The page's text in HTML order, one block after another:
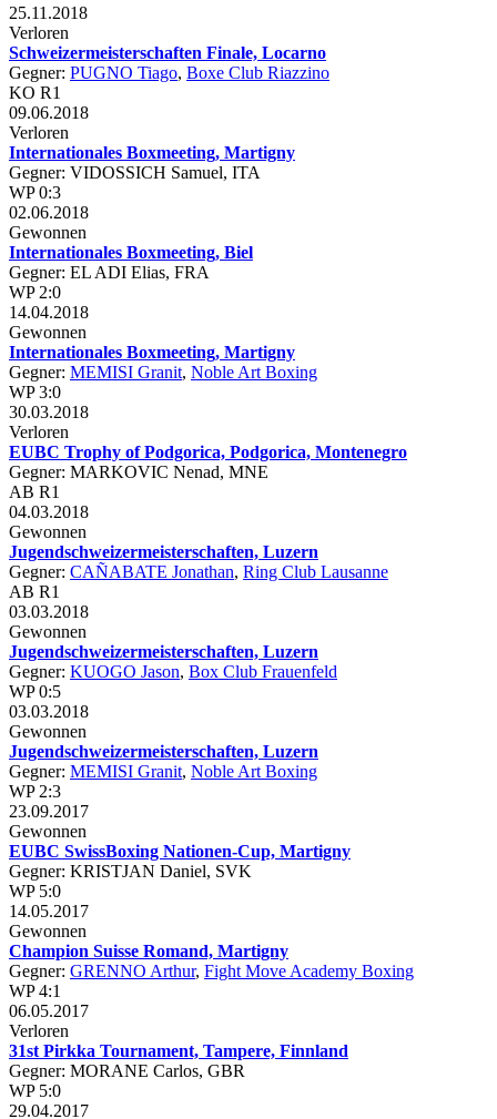
25.11.2018
Verloren
Schweizermeisterschaften Finale, Locarno
Gegner: PUGNO Tiago, Boxe Club Riazzino
KO R1
09.06.2018
Verloren
Internationales Boxmeeting, Martigny
Gegner: VIDOSSICH Samuel, ITA
WP 0:3
02.06.2018
Gewonnen
Internationales Boxmeeting, Biel
Gegner: EL ADI Elias, FRA
WP 2:0
14.04.2018
Gewonnen
Internationales Boxmeeting, Martigny
Gegner: MEMISI Granit, Noble Art Boxing
WP 3:0
30.03.2018
Verloren
EUBC Trophy of Podgorica, Podgorica, Montenegro
Gegner: MARKOVIC Nenad, MNE
AB R1
04.03.2018
Gewonnen
Jugendschweizermeisterschaften, Luzern
Gegner: CAÑABATE Jonathan, Ring Club Lausanne
AB R1
03.03.2018
Gewonnen
Jugendschweizermeisterschaften, Luzern
Gegner: KUOGO Jason, Box Club Frauenfeld
WP 0:5
03.03.2018
Gewonnen
Jugendschweizermeisterschaften, Luzern
Gegner: MEMISI Granit, Noble Art Boxing
WP 2:3
23.09.2017
Gewonnen
EUBC SwissBoxing Nationen-Cup, Martigny
Gegner: KRISTJAN Daniel, SVK
WP 5:0
14.05.2017
Gewonnen
Champion Suisse Romand, Martigny
Gegner: GRENNO Arthur, Fight Move Academy Boxing
WP 4:1
06.05.2017
Verloren
31st Pirkka Tournament, Tampere, Finnland
Gegner: MORANE Carlos, GBR
WP 5:0
29.04.2017